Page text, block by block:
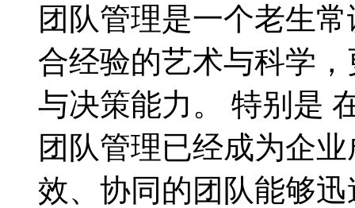
团队管理是一个老生
合经验的艺术与科学
与决策能力。 特别是
团队管理已经成为企
效、协同的团队能够